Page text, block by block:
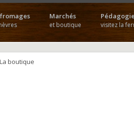
Marchés
et boutique
Pédagogie
visitez la